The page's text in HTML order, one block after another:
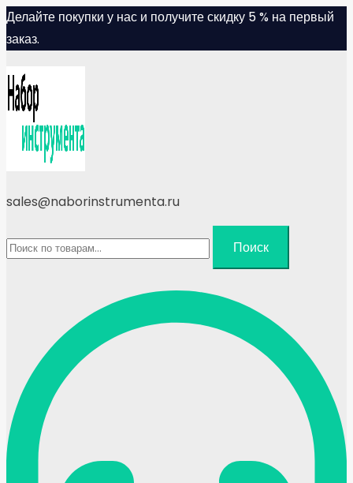
Skip
to
Делайте покупки у нас и получите скидку 5 % на первый
заказ.
sales@naborinstrumenta.ru
Искать:
Поиск